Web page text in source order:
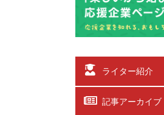
ライター紹介
記事アーカイブ